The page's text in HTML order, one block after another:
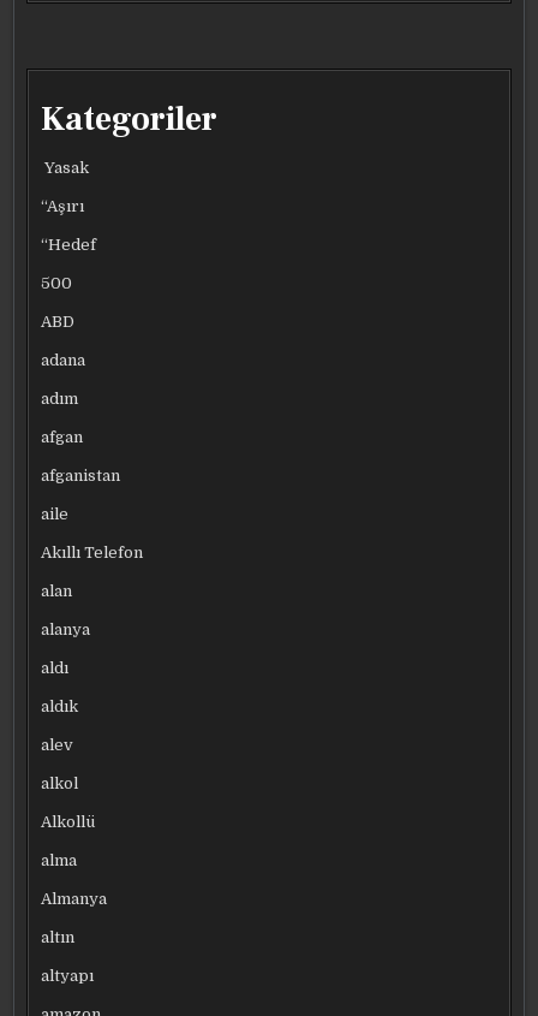
Kategoriler
Yasak
“Aşırı
“Hedef
500
ABD
adana
adım
afgan
afganistan
aile
Akıllı Telefon
alan
alanya
aldı
aldık
alev
alkol
Alkollü
alma
Almanya
altın
altyapı